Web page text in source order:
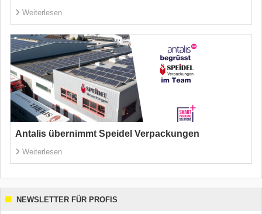
Weiterlesen
Antalis übernimmt Speidel Verpackungen
Weiterlesen
NEWSLETTER FÜR PROFIS